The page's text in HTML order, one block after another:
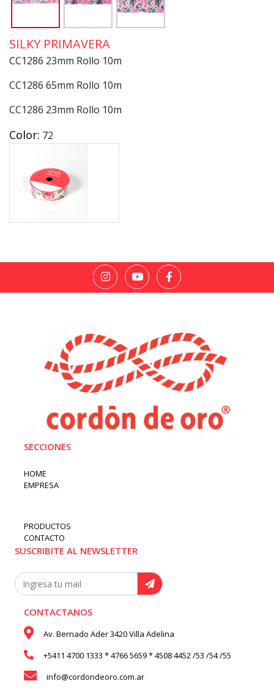
SILKY PRIMAVERA
CC1286 23mm Rollo 10m
CC1286 65mm Rollo 10m
CC1286 23mm Rollo 10m
Color: 72
SECCIONES
HOME
EMPRESA
PRODUCTOS
CONTACTO
SUSCRIBITE AL NEWSLETTER
CONTACTANOS
Av. Bernado Ader 3420 Villa Adelina
+5411 4700 1333 * 4766 5659 * 4508 4452 /53 /54 /55
info@cordondeoro.com.ar